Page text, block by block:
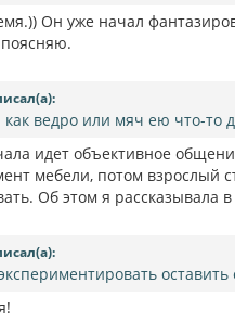
Он уже начал
ведро или мяч ею что-то
идет объективное
мебели, потом взрослый
Об этом я рассказывала
оставить